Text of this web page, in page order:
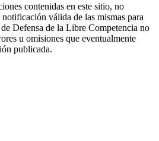
contenidas en este sitio, no
válida de las mismas para
Defensa de la Libre Competencia no
u omisiones que eventualmente
publicada.